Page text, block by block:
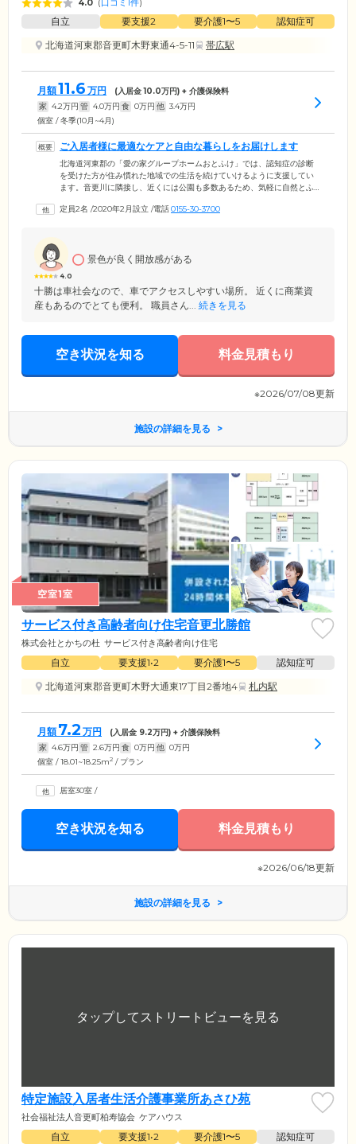
4.0 (口コミ1件)
自立 要支援2 要介護1〜5
認知症可
北海道河東郡音更町木野東通4-5-11
帯広駅
月額11.6 万円 (入居金10.0万円) + 介護保険料
家 4.2万円 管 4.0万円 食 0万円 他 3.4万円
個室 / 冬季(10月~4月)
ご入居者様に最適なケアと自由な暮らしをお届けします
北海道河東郡の「愛の家グループホームおとふけ」では、認知症の診断
を受けた方が住み慣れた地域での生活を続けていけるように支援してい
ます。音更川に隣接し、近くには公園も多数あるため、気軽に自然とふ
プを組み、スタッフがお一人おひとりに寄り添いながら、最適なケアを
タイプの居室もご用意していますので、ご自宅同様の自由な時間を楽し
んでいただけます。
定員2名 /2020年2月設立 /電話0155-30-3700
4.0
景色が良く開放感がある
十勝は車社会なので、車でアクセスしやすい場所。 近くに商業資
産もあるのでとても便利。 職員さん... 続きを見る
空き状況を知る 料金見積もり
※2026/07/08更新
施設の詳細を見る
空室1室
サービス付き高齢者向け住宅音更北勝館
株式会社とかちの杜 サービス付き高齢者向け住宅
自立 要支援1•2 要介護1〜5
認知症可
北海道河東郡音更町木野大通東17丁目2番地4
札内駅
月額 7.2 万円 (入居金 9.2万円) + 介護保険料
家 4.6万円 管 2.6万円 食 0万円 他 0万円
個室 / 18.01~18.25m2 / プラン
居室30室 /
空き状況を知る 料金見積もり
※2026/06/18更新
施設の詳細を見る
特定施設入居者生活介護事業所あさひ苑
社会福祉法人音更町柏寿協会 ケアハウス
自立 要支援1•2 要介護1〜5
認知症可